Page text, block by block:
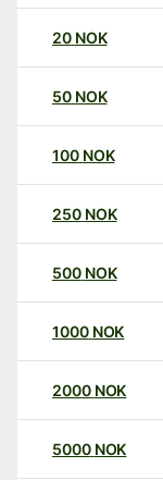
20 NOK
50 NOK
100 NOK
250 NOK
500 NOK
1000 NOK
2000 NOK
5000 NOK